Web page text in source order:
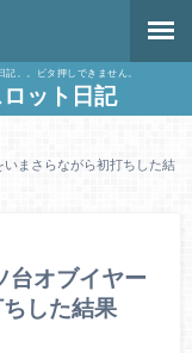
。。ビタ押しできません。
ット日記
いまさらながら初打ちした結
台オブイヤー
した結果